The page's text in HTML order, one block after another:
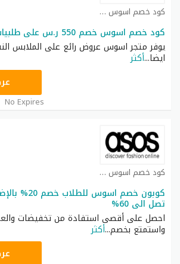
كود خصم اسوس كوبون
كود خصم اسوس خصم 550 ر.س على طلبيات فوق 1750 ر.س
يوفر متجر اسوس عروض رائع على الملابس
ايضا...أكثر
No Expires
كود خصم اسوس كوبون
كوبون خصم
تصل الى 60%
احصل على أقصى استفادة من تخفيضات
واستمتع بخصم...أكثر
20YAY